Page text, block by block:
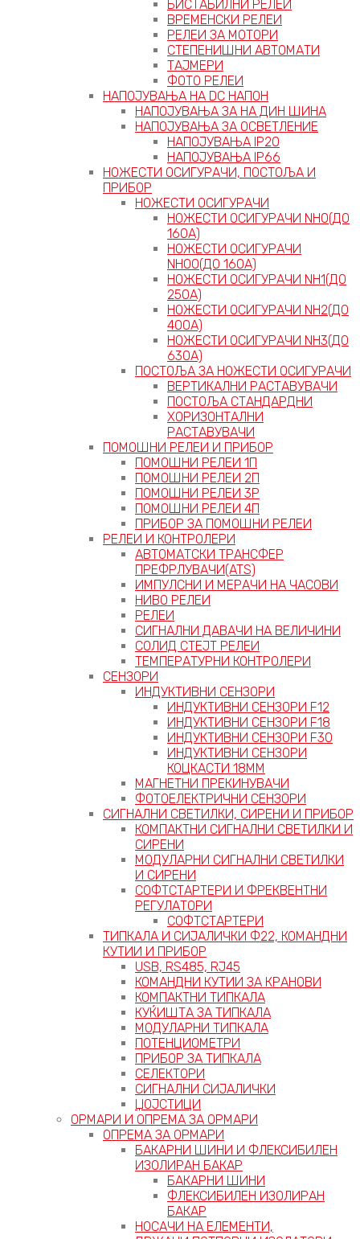
БИСТАБИЛНИ РЕЛЕИ
ВРЕМЕНСКИ РЕЛЕИ
РЕЛЕИ ЗА МОТОРИ
СТЕПЕНИШНИ АВТОМАТИ
ТАЈМЕРИ
ФОТО РЕЛЕИ
НАПОЈУВАЊА НА DC НАПОН
НАПОЈУВАЊА ЗА НА ДИН ШИНА
НАПОЈУВАЊА ЗА ОСВЕТЛЕНИЕ
НАПОЈУВАЊА IP20
НАПОЈУВАЊА IP66
НОЖЕСТИ ОСИГУРАЧИ, ПОСТОЉА И
ПРИБОР
НОЖЕСТИ ОСИГУРАЧИ
НОЖЕСТИ ОСИГУРАЧИ NH0(ДО
160А)
НОЖЕСТИ ОСИГУРАЧИ
NH00(ДО 160А)
НОЖЕСТИ ОСИГУРАЧИ NH1(ДО
250А)
НОЖЕСТИ ОСИГУРАЧИ NH2(ДО
400А)
НОЖЕСТИ ОСИГУРАЧИ NH3(ДО
630А)
ПОСТОЉА ЗА НОЖЕСТИ ОСИГУРАЧИ
ВЕРТИКАЛНИ РАСТАВУВАЧИ
ПОСТОЉА СТАНДАРДНИ
ХОРИЗОНТАЛНИ
РАСТАВУВАЧИ
ПОМОШНИ РЕЛЕИ И ПРИБОР
ПОМОШНИ РЕЛЕИ 1П
ПОМОШНИ РЕЛЕИ 2П
ПОМОШНИ РЕЛЕИ 3P
ПОМОШНИ РЕЛЕИ 4П
ПРИБОР ЗА ПОМОШНИ РЕЛЕИ
РЕЛЕИ И КОНТРОЛЕРИ
АВТОМАТСКИ ТРАНСФЕР
ПРЕФРЛУВАЧИ(ATS)
ИМПУЛСНИ И МЕРАЧИ НА ЧАСОВИ
НИВО РЕЛЕИ
РЕЛЕИ
СИГНАЛНИ ДАВАЧИ НА ВЕЛИЧИНИ
СОЛИД СТЕЈТ РЕЛЕИ
ТЕМПЕРАТУРНИ КОНТРОЛЕРИ
СЕНЗОРИ
ИНДУКТИВНИ СЕНЗОРИ
ИНДУКТИВНИ СЕНЗОРИ F12
ИНДУКТИВНИ СЕНЗОРИ F18
ИНДУКТИВНИ СЕНЗОРИ F30
ИНДУКТИВНИ СЕНЗОРИ
КОЦКАСТИ 18ММ
МАГНЕТНИ ПРЕКИНУВАЧИ
ФОТОЕЛЕКТРИЧНИ СЕНЗОРИ
СИГНАЛНИ СВЕТИЛКИ, СИРЕНИ И ПРИБОР
КОМПАКТНИ СИГНАЛНИ СВЕТИЛКИ И
СИРЕНИ
МОДУЛАРНИ СИГНАЛНИ СВЕТИЛКИ
И СИРЕНИ
СОФТСТАРТЕРИ И ФРЕКВЕНТНИ
РЕГУЛАТОРИ
СОФТСТАРТЕРИ
ТИПКАЛА И СИЈАЛИЧКИ Ф22, КОМАНДНИ
КУТИИ И ПРИБОР
USB, RS485, RJ45
КОМАНДНИ КУТИИ ЗА КРАНОВИ
КОМПАКТНИ ТИПКАЛА
КУЌИШТА ЗА ТИПКАЛА
МОДУЛАРНИ ТИПКАЛА
ПОТЕНЦИОМЕТРИ
ПРИБОР ЗА ТИПКАЛА
СЕЛЕКТОРИ
СИГНАЛНИ СИЈАЛИЧКИ
ЏОЈСТИЦИ
ОРМАРИ И ОПРЕМА ЗА ОРМАРИ
ОПРЕМА ЗА ОРМАРИ
БАКАРНИ ШИНИ И ФЛЕКСИБИЛЕН
ИЗОЛИРАН БАКАР
БАКАРНИ ШИНИ
ФЛЕКСИБИЛЕН ИЗОЛИРАН
БАКАР
НОСАЧИ НА ЕЛЕМЕНТИ,